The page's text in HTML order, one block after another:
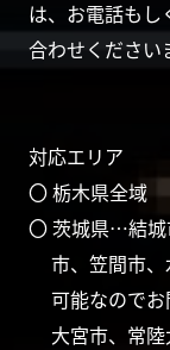
は、お電話も
合わせください
対応エリア
〇 栃木県全域
〇 茨城県…結城
市、笠間市
可能なので
大宮市、常